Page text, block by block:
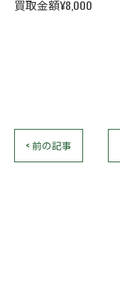
買取金額¥8,000
< 前の記事